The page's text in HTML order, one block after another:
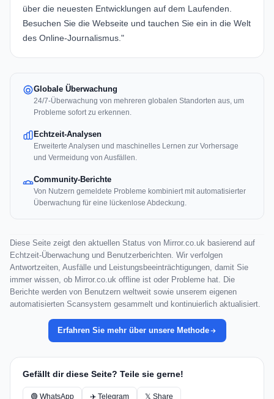
über die neuesten Entwicklungen auf dem Laufenden.
Besuchen Sie die Webseite und tauchen Sie ein in die Welt
des Online-Journalismus."
Globale Überwachung
24/7-Überwachung von mehreren globalen Standorten aus, um
Probleme sofort zu erkennen.
Echtzeit-Analysen
Erweiterte Analysen und maschinelles Lernen zur Vorhersage
und Vermeidung von Ausfällen.
Community-Berichte
Von Nutzern gemeldete Probleme kombiniert mit automatisierter
Überwachung für eine lückenlose Abdeckung.
Diese Seite zeigt den aktuellen Status von Mirror.co.uk basierend auf
Echtzeit-Überwachung und Benutzerberichten. Wir verfolgen
Antwortzeiten, Ausfälle und Leistungsbeeinträchtigungen, damit Sie
immer wissen, ob Mirror.co.uk offline ist oder Probleme hat. Die
Berichte werden von Benutzern weltweit sowie unserem eigenen
automatisierten Scansystem gesammelt und kontinuierlich aktualisiert.
Erfahren Sie mehr über unsere Methode
Gefällt dir diese Seite? Teile sie gerne!
🟢 WhatsApp ✈️ Telegram 𝕏 Share